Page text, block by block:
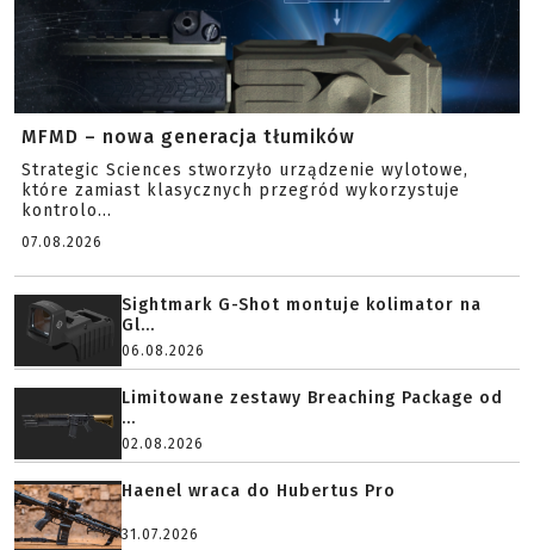
MFMD – nowa generacja tłumików
Strategic Sciences stworzyło urządzenie wylotowe,
które zamiast klasycznych przegród wykorzystuje
kontrolo...
07.08.2026
Sightmark G-Shot montuje kolimator na
Gl...
06.08.2026
Limitowane zestawy Breaching Package od
...
02.08.2026
Haenel wraca do Hubertus Pro
31.07.2026